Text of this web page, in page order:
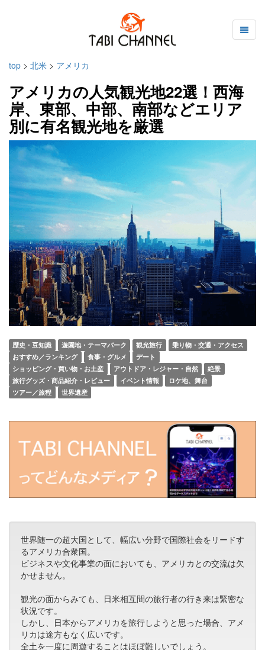
top > 北米 > アメリカ
アメリカの人気観光地22選！西海
岸、東部、中部、南部などエリア
別に有名観光地を厳選
歴史・豆知識 遊園地・テーマパーク 観光旅行
乗り物・交通・アクセス
おすすめ／ランキング
食事・グルメ
デート
ショッピング・買い物・お土産
アウトドア・レジャー・自然
絶景
旅行グッズ・商品紹介・レビュー
イベント情報
ロケ地、舞台
ツアー／旅程
世界遺産
世界随一の超大国として、幅広い分野で国際社会をリードす
るアメリカ合衆国。
ビジネスや文化事業の面においても、アメリカとの交流は欠
かせません。
観光の面からみても、日米相互間の旅行者の行き来は緊密な
状況です。
しかし、日本からアメリカを旅行しようと思った場合、アメ
リカは途方もなく広いです。
全土を一度に周遊することはほぼ難しいでしょう。